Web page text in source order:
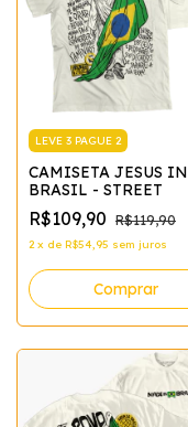
LEVE 3 PAGUE 2
CAMISETA JESUS IN
BRASIL - STREET
R$109,90 R$119,90
2 x de R$54,95 sem juros
Comprar